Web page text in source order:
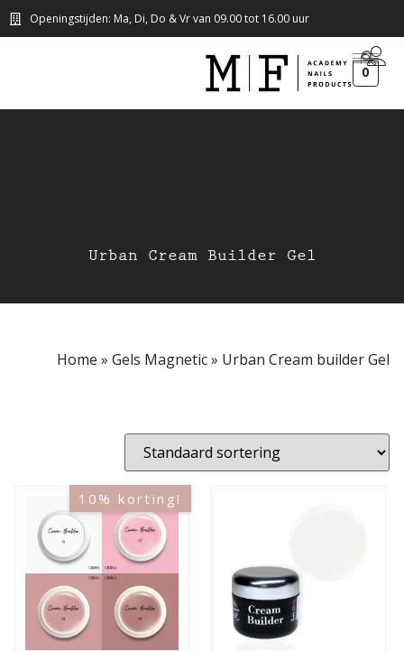
Openingstijden: Ma, Di, Do & Vr van 09.00 tot 16.00 uur
0
Urban Cream Builder Gel
Home » Gels Magnetic» Urban Cream builder Gel
10% korting!